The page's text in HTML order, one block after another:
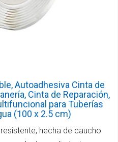
Autoadhesiva Cinta de
Cinta de Reparación,
para Tuberías
(100 x 2.5 cm)
hecha de caucho